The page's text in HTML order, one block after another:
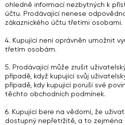
ohledně informací nezbytných k
účtu. Prodávající nenese
zákaznického účtu třetími osobami.
4. Kupující není oprávněn umožnit
třetím osobám.
5. Prodávající může zrušit
případě, když kupující svůj
případě, kdy kupující poruší své
těchto obchodních podmínek.
6. Kupující bere na vědomí, že
dostupný nepřetržitě, a to zejména